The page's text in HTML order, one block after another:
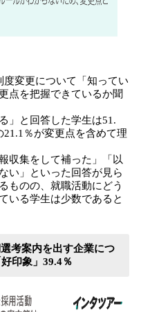
変更について「知ってい
点を把握できているか聞
」と回答した学生は51.
％が変更点を含めて理
収集をして補った」「以
い」といった回答が見ら
ものの、就職活動にどう
いる学生は少数であると
考案内を出す企業につ
印象」39.4％